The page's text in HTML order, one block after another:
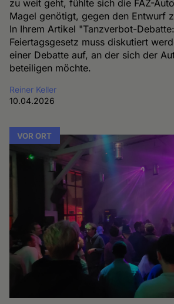
zu weit geht, fühlte sich die FAZ-
Magel genötigt, gegen den Entwurf
In Ihrem Artikel "Tanzverbot-
Feiertagsgesetz muss diskutiert
einer Debatte auf, an der sich der
beteiligen möchte.
Reiner Keller
10.04.2026
VOR ORT